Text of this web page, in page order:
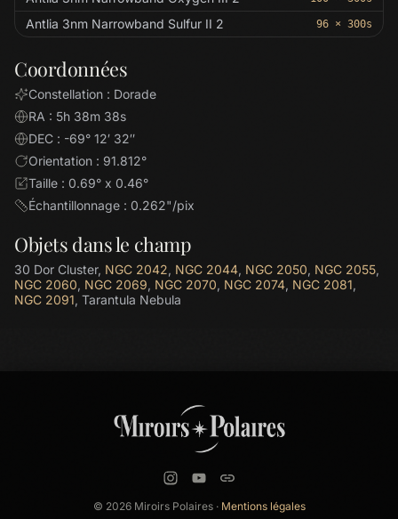
Antlia 3nm Narrowband Sulfur II 2 96 × 300s
Coordonnées
Constellation : Dorade
RA : 5h 38m 38s
DEC : -69° 12′ 32″
Orientation : 91.812°
Taille : 0.69° x 0.46°
Échantillonnage : 0.262"/pix
Objets dans le champ
30 Dor Cluster, NGC 2042, NGC 2044, NGC 2050, NGC 2055,
NGC 2060, NGC 2069, NGC 2070, NGC 2074, NGC 2081,
NGC 2091, Tarantula Nebula
© 2026 Miroirs Polaires · Mentions légales